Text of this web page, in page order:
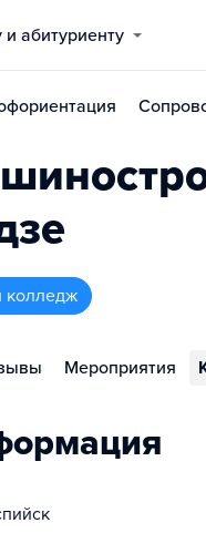
и абитуриенту
колледж
Мероприятия